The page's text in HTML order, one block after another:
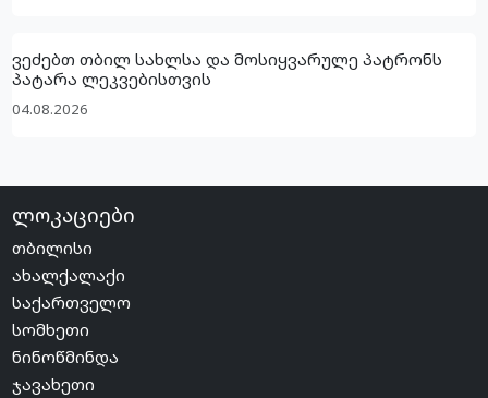
ვეძებთ თბილ სახლსა და მოსიყვარულე პატრონს
პატარა ლეკვებისთვის
04.08.2026
ლოკაციები
თბილისი
ახალქალაქი
საქართველო
სომხეთი
ნინოწმინდა
ჯავახეთი